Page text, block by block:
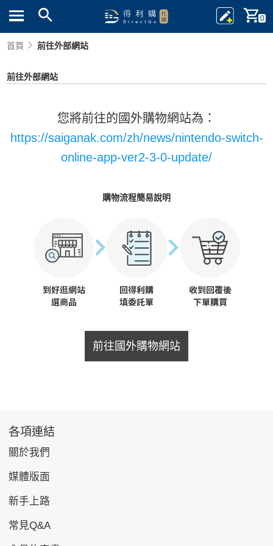
0
首頁 前往外部網站
前往外部網站
您將前往的國外購物網站為：
https://saiganak.com/zh/news/nintendo-switch-
online-app-ver2-3-0-update/
購物流程簡易說明
前往國外購物網站
各項連結
關於我們
媒體版面
新手上路
常見Q&A